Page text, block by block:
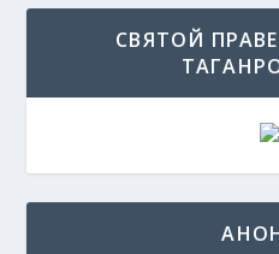
СВЯТОЙ